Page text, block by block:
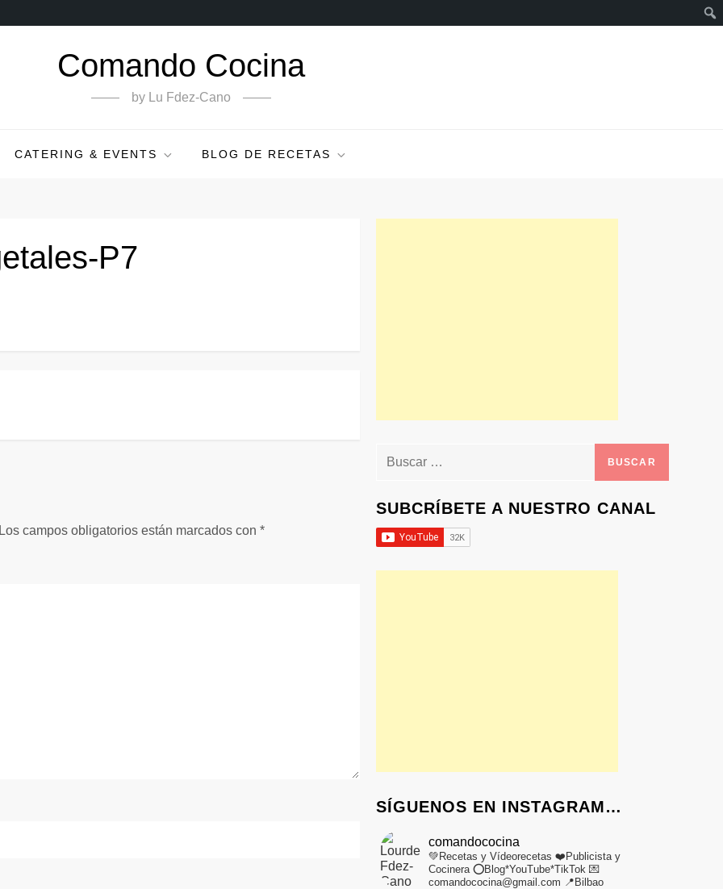
Comando Cocina
by Lu Fdez-Cano
CATERING & EVENTS BLOG DE RECETAS
P7
campos obligatorios están marcados con*
Buscar:
SUBCRÍBETE A NUESTRO CANAL
SÍGUENOS EN INSTAGRAM…
comandococina
💚Recetas y Vídeorecetas ❤️Publicista y
Cocinera⭕Blog*YouTube*TikTok💌
comandococina@gmail.com 📍Bilbao